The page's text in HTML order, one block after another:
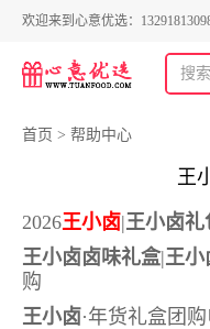
欢迎来到心意优选：
首页 > 帮助中心
王
2026王小卤|王小卤礼
王小卤卤味礼盒|王小
购
王小卤·年货礼盒团